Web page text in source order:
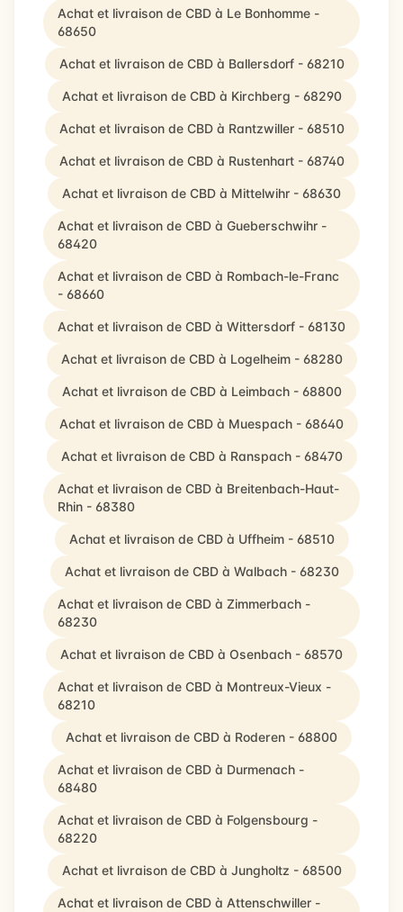
Achat et livraison de CBD à Le Bonhomme -
68650
Achat et livraison de CBD à Ballersdorf - 68210
Achat et livraison de CBD à Kirchberg - 68290
Achat et livraison de CBD à Rantzwiller - 68510
Achat et livraison de CBD à Rustenhart - 68740
Achat et livraison de CBD à Mittelwihr - 68630
Achat et livraison de CBD à Gueberschwihr -
68420
Achat et livraison de CBD à Rombach-le-Franc
- 68660
Achat et livraison de CBD à Wittersdorf - 68130
Achat et livraison de CBD à Logelheim - 68280
Achat et livraison de CBD à Leimbach - 68800
Achat et livraison de CBD à Muespach - 68640
Achat et livraison de CBD à Ranspach - 68470
Achat et livraison de CBD à Breitenbach-Haut-
Rhin - 68380
Achat et livraison de CBD à Uffheim - 68510
Achat et livraison de CBD à Walbach - 68230
Achat et livraison de CBD à Zimmerbach -
68230
Achat et livraison de CBD à Osenbach - 68570
Achat et livraison de CBD à Montreux-Vieux -
68210
Achat et livraison de CBD à Roderen - 68800
Achat et livraison de CBD à Durmenach -
68480
Achat et livraison de CBD à Folgensbourg -
68220
Achat et livraison de CBD à Jungholtz - 68500
Achat et livraison de CBD à Attenschwiller -